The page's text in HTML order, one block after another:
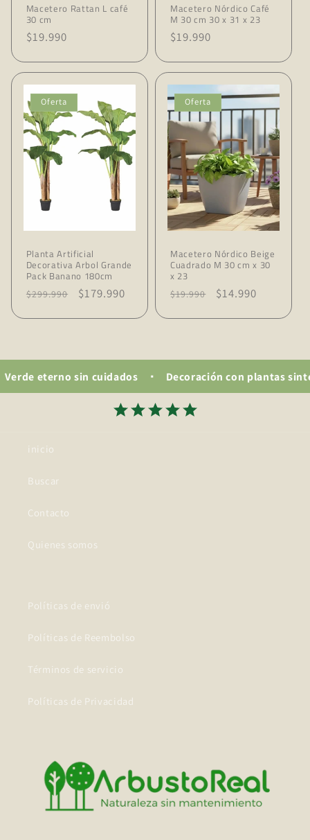
Macetero Rattan L café
30 cm
Precio
$19.990
Macetero Nórdico Café
M 30 cm 30 x 31 x 23
Precio
$19.990
Oferta
Planta Artificial
Decorativa Arbol Grande
Pack Banano 180cm
Precio
$299.990
Precio
$179.990
Oferta
Macetero Nórdico Beige
Cuadrado M 30 cm x 30
x 23
Precio
$19.990
Precio
$14.990
eterno sin cuidados Decoración con plantas sintéticas
inicio
Buscar
Contacto
Quienes somos
Políticas de envió
Políticas de Reembolso
Términos de servicio
Políticas de Privacidad